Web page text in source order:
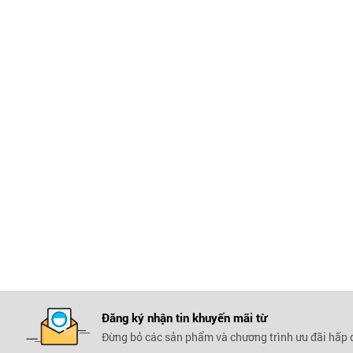
Đăng ký nhận tin khuyến mãitừ
Đừng bỏ các sản phẩm và chương trình ưu đãi hấp